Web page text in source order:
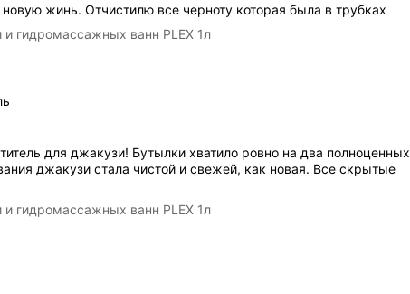
жинь. Отчистилю все черноту которая была в трубках
гидромассажных ванн PLEX 1л
для джакузи! Бутылки хватило ровно на два полноценных
джакузи стала чистой и свежей, как новая. Все скрытые
гидромассажных ванн PLEX 1л